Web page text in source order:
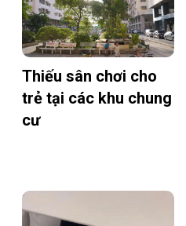
Thiếu sân chơi cho
trẻ tại các khu chung
cư